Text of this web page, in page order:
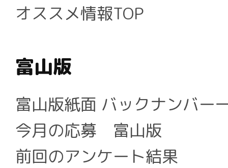
オススメ情報TOP
富山版
富山版紙面 バックナンバー
今月の応募 富山版
前回のアンケート結果